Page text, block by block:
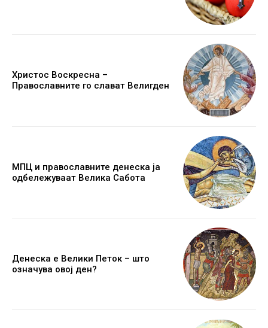
Христос Воскресна –
Православните го слават Велигден
МПЦ и православните денеска ја
одбележуваат Велика Сабота
Денеска е Велики Петок – што
означува овој ден?